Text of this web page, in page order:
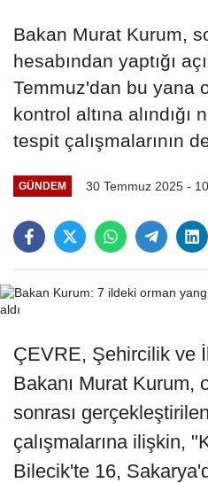
Bakan Murat Kurum,
hesabından yaptığı
Temmuz'dan bu yana
kontrol altına alındığı
tespit çalışmalarının
GÜNDEM 30 Temmuz 2025 -
ÇEVRE, Şehircilik ve
Bakanı Murat Kurum,
sonrası
çalışmalarına ilişkin,
Bilecik'te 16,